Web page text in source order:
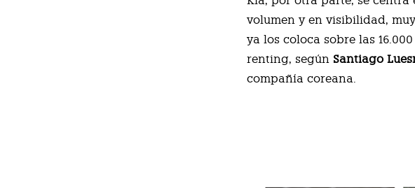
volumen y en visibilidad,
ya los coloca sobre las
renting, según Santiago
compañía coreana.